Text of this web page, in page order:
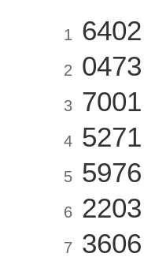
1 6402
2 0473
3 7001
4 5271
5 5976
6 2203
7 3606